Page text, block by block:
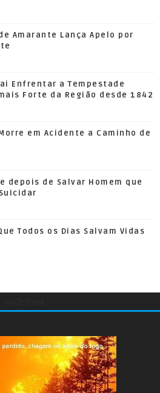
Amarante Lança Apelo por
Enfrentar a Tempestade
Forte da Região desde 1842
em Acidente a Caminho de
depois de Salvar Homem que
Todos os Dias Salvam Vidas